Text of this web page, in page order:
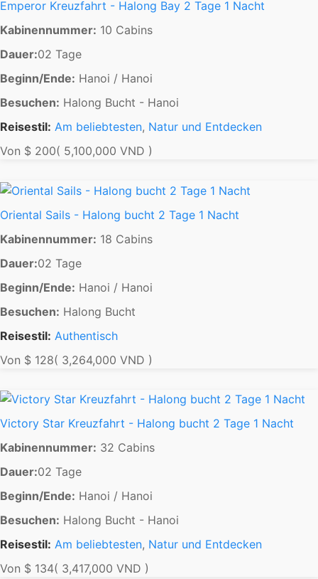
Emperor Kreuzfahrt - Halong Bay 2 Tage 1 Nacht
Kabinennummer: 10 Cabins
Dauer:02 Tage
Beginn/Ende: Hanoi / Hanoi
Besuchen: Halong Bucht - Hanoi
Reisestil: Am beliebtesten, Natur und Entdecken
Von $ 200( 5,100,000 VND )
Oriental Sails - Halong bucht 2 Tage 1 Nacht
Kabinennummer: 18 Cabins
Dauer:02 Tage
Beginn/Ende: Hanoi / Hanoi
Besuchen: Halong Bucht
Reisestil: Authentisch
Von $ 128( 3,264,000 VND )
Victory Star Kreuzfahrt - Halong bucht 2 Tage 1 Nacht
Kabinennummer: 32 Cabins
Dauer:02 Tage
Beginn/Ende: Hanoi / Hanoi
Besuchen: Halong Bucht - Hanoi
Reisestil: Am beliebtesten, Natur und Entdecken
Von $ 134( 3,417,000 VND )